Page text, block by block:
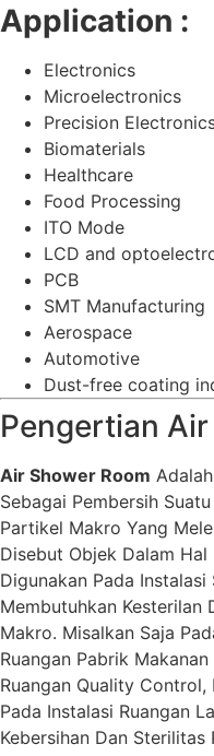
Application :
Electronics
Microelectronics
Precision
Biomaterials
Healthcare
Food Processing
ITO Mode
LCD and
PCB
SMT Manufacturing
Aerospace
Automotive
Dust-free coating
Pengertian
Air Shower Room
Sebagai Pembersih
Partikel Makro Yang
Disebut Objek Dalam
Digunakan Pada Instalasi
Membutuhkan Kesterilan
Makro. Misalkan Saja
Ruangan Pabrik
Ruangan Quality
Pada Instalasi Ruangan
Kebersihan Dan Sterilitas